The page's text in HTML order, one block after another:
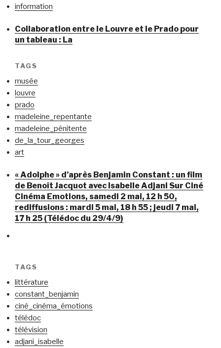
information
Collaboration entre le Louvre et le Prado pour
un tableau : La
TAGS
musée
louvre
prado
madeleine_repentante
madeleine_pénitente
de_la_tour_georges
art
« Adolphe » d’après Benjamin Constant : un film
de Benoît Jacquot avec Isabelle Adjani Sur Ciné
Cinéma Emotions, samedi 2 mai, 12 h 50,
rediffusions : mardi 5 mai, 18 h 55 ; jeudi 7 mai,
17 h 25 (Télédoc du 29/4/9)
TAGS
littérature
constant_benjamin
ciné_cinéma_émotions
télédoc
télévision
adjani_isabelle